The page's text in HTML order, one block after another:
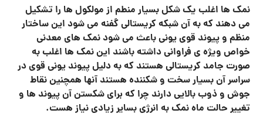
نمک ها اغلب یک شکل بسیار منطم از مولکول ها را تشکیل
می دهند که به آن شبکه کریستالی گفنه می شود این ساختار
منظم و پیوند قوی یونی باعث می شود نمک های معدنی
خواص ویژه ی فراوانی داشته باشند این نمک ها اغلب به
صورت جامد کریستالی هستند که به دلیل پیوند یونی قوی در
سراسر آن بسیار سخت و شکننده هستند آنها همچنین نقاط
جوش و ذوب بالایی دارند چرا که برای شکستن آن پیوند ها و
تغییر حالت ماه نمک به انرژی بسایر زیادی نیاز هست.